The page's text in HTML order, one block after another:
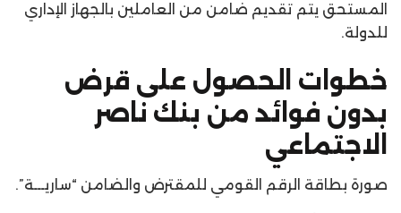
المستحق يتم تقديم ضامن من العاملين بالجهاز الإداري
للدولة.
خطوات الحصول على قرض
بدون فوائد من بنك ناصر
الاجتماعي
صورة بطاقة الرقم القومي للمقترض والضامن “ساريـــة”.